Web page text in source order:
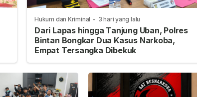
Hukum dan Kriminal - 3 hari yang lalu
Dari Lapas hingga Tanjung Uban, Polres
Bintan Bongkar Dua Kasus Narkoba,
Empat Tersangka Dibekuk